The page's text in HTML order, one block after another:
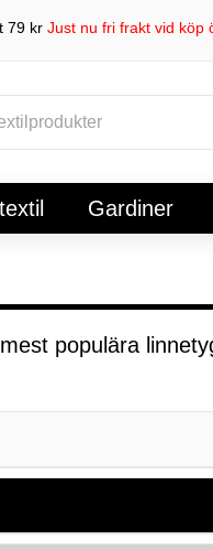
79 kr Just nu fri frakt vid köp
Gardiner
populära